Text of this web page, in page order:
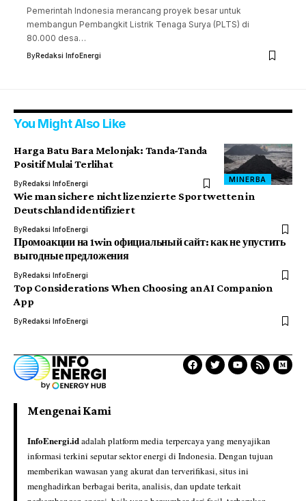
Pemerintah Indonesia merancang proyek besar untuk
membangun Pembangkit Listrik Tenaga Surya (PLTS) di
80.000 desa…
ByRedaksi InfoEnergi
You Might Also Like
MINERBA
Harga Batu Bara Melonjak: Tanda-Tanda
Positif Mulai Terlihat
ByRedaksi InfoEnergi
Wie man sichere nicht lizenzierte Sportwetten in
Deutschland identifiziert
ByRedaksi InfoEnergi
Промоакции на 1win официальный сайт: как не упустить
выгодные предложения
ByRedaksi InfoEnergi
Top Considerations When Choosing an AI Companion
App
ByRedaksi InfoEnergi
Mengenai Kami
InfoEnergi.idadalah platform media terpercaya yang menyajikan
informasi terkini seputar sektor energi di Indonesia. Dengan tujuan
memberikan wawasan yang akurat dan terverifikasi, situs ini
menghadirkan berbagai berita, analisis, dan update terkait